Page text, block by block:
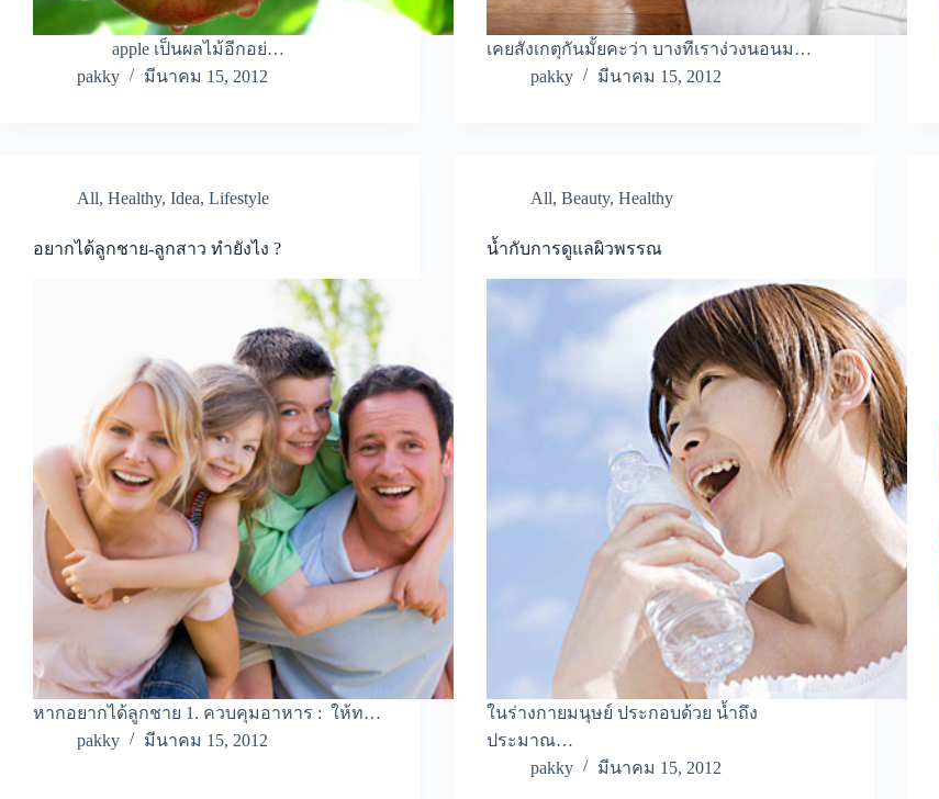
apple เป็นผลไม้อีกอย่…
pakky
มีนาคม 15, 2012
เคยสังเกตุกันมั้ยคะว่า บางทีเราง่วงนอนม…
pakky
มีนาคม 15, 2012
All, Healthy, Idea, Lifestyle
อยากได้ลูกชาย-ลูกสาว ทำยังไง ?
หากอยากได้ลูกชาย 1. ควบคุมอาหาร : ให้ท…
pakky
มีนาคม 15, 2012
All,Beauty,Healthy
น้ำกับการดูแลผิวพรรณ
ในร่างกายมนุษย์ ประกอบด้วย น้ำถึง
ประมาณ…
pakky
มีนาคม 15, 2012